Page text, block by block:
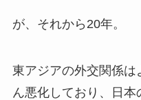
が、それから20年。
東アジアの外交関係
ん悪化しており、日本